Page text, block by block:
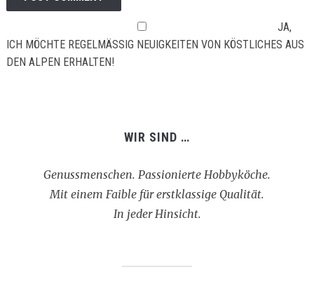
JA,
ICH MÖCHTE REGELMÄSSIG NEUIGKEITEN VON KÖSTLICHES AUS D
EN ALPEN ERHALTEN!
WIR SIND …
Genussmenschen. Passionierte Hobbyköche.
Mit einem Faible für erstklassige Qualität.
In jeder Hinsicht.